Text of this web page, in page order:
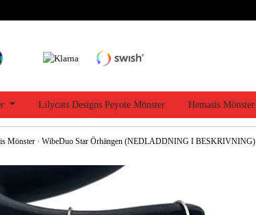
Lilycats Designs Peyote Mönster Hemasis Mönster
Mönster › WibeDuo Star Örhängen (NEDLADDNING I BESKRIVNING)